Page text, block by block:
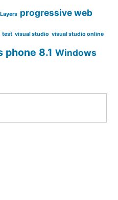
progressive web
test visual studio visual studio online
phone 8.1 Windows